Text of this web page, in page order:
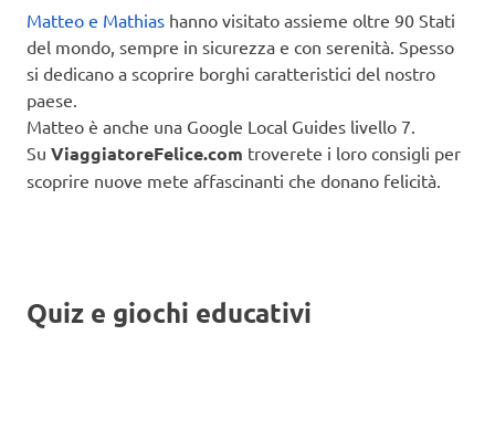
Matteo e Mathias hanno visitato assieme oltre 90 Stati
del mondo, sempre in sicurezza e con serenità. Spesso
si dedicano a scoprire borghi caratteristici del nostro
paese.
Matteo è anche una Google Local Guides livello 7.
Su ViaggiatoreFelice.com troverete i loro consigli per
scoprire nuove mete affascinanti che donano felicità.
Quiz e giochi educativi